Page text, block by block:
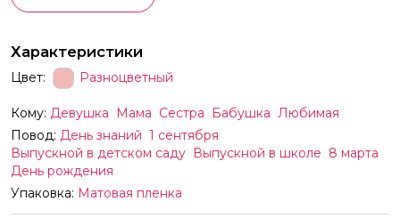
Характеристики
Цвет: Разноцветный
Кому: Девушка Мама Сестра Бабушка Любимая
Повод: День знаний 1 сентября
Выпускной в детском саду Выпускной в школе 8 марта
День рождения
Упаковка: Матовая пленка